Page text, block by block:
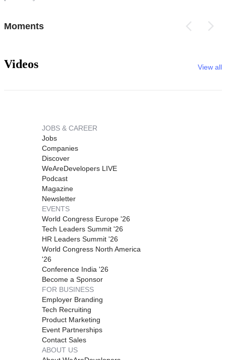
Moments
Videos View all
JOBS & CAREER
Jobs
Companies
Discover
WeAreDevelopers LIVE
Podcast
Magazine
Newsletter
EVENTS
World Congress Europe '26
Tech Leaders Summit '26
HR Leaders Summit '26
World Congress North America
'26
Conference India '26
Become a Sponsor
FOR BUSINESS
Employer Branding
Tech Recruiting
Product Marketing
Event Partnerships
Contact Sales
ABOUT US